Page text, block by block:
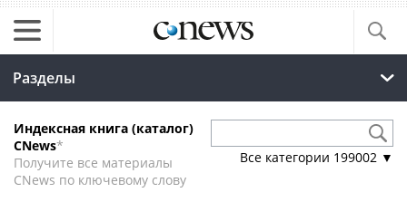
Разделы
Индексная книга (каталог)
CNews*
Получите все материалы
CNews по ключевому слову
Все категории 199002 ▼